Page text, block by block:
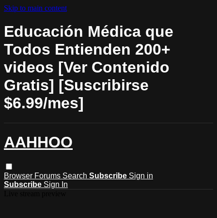
Skip to main content
Educación Médica que
Todos Entienden 200+
videos [Ver Contenido
Gratis] [Suscribirse
$6.99/mes]
AAHHOO
Browser Forums Search Subscribe Sign in
Subscribe Sign In